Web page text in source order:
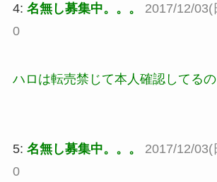
4: 名無し募集中。。。
2017/12/03(
0
ハロは転売禁じて本人確認してるの
5: 名無し募集中。。。
2017/12/03(
0